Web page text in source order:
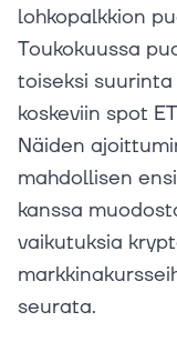
lohkopalkkion
Toukokuussa
toiseksi
koskeviin spot
Näiden
mahdollisen
kanssa
vaikutuksia
seurata.